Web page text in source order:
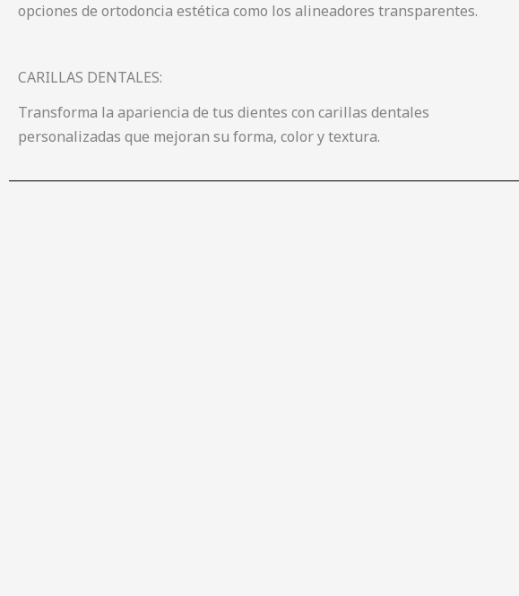
opciones de ortodoncia estética como los alineadores transparentes.
CARILLAS DENTALES:
Transforma la apariencia de tus dientes con carillas dentales
personalizadas que mejoran su forma, color y textura.